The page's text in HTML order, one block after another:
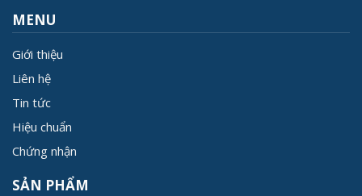
MENU
Giới thiệu
Liên hệ
Tin tức
Hiệu chuẩn
Chứng nhận
SẢN PHẨM